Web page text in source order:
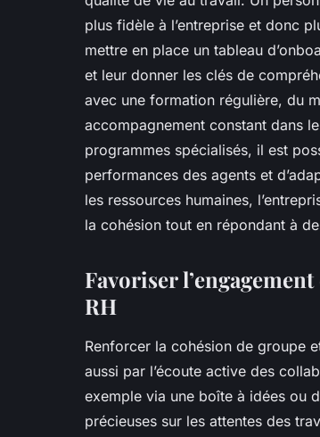
plus fidèle à l’entreprise et donc
mettre en place un tableau
et leur donner les clés de
avec une formation régulière, du
accompagnement constant dans
programmes spécialisés, il est
performances des agents et
les ressources humaines,
la cohésion tout en répondant à
Favoriser
RH
Renforcer la cohésion de groupe
aussi par l’écoute active des
exemple via une boîte à idées ou
précieuses sur les attentes des